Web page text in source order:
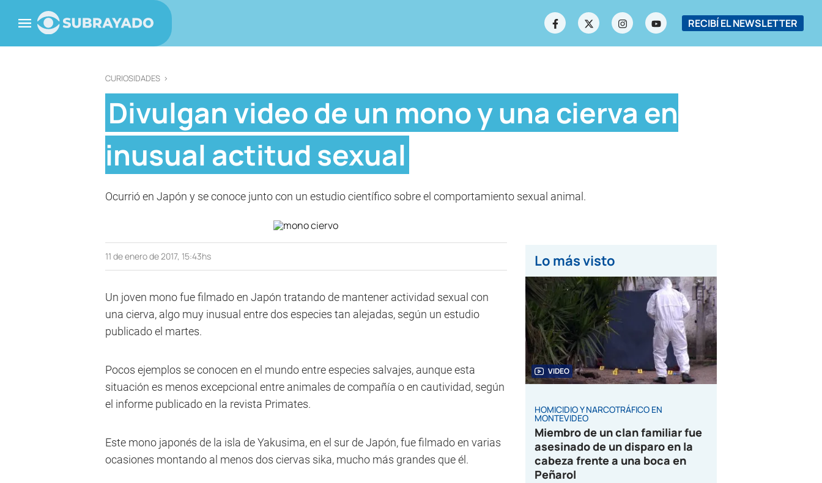
RECIBÍ EL NEWSLETTER
CURIOSIDADES >
Divulgan video de un mono y una cierva en
inusual actitud sexual
Ocurrió en Japón y se conoce junto con un estudio científico sobre el comportamiento sexual animal.
11 de enero de 2017, 15:43hs
Un joven mono fue filmado en Japón tratando de mantener actividad sexual con
una cierva, algo muy inusual entre dos especies tan alejadas, según un estudio
publicado el martes.
Pocos ejemplos se conocen en el mundo entre especies salvajes, aunque esta
situación es menos excepcional entre animales de compañía o en cautividad, según
el informe publicado en la revista Primates.
Este mono japonés de la isla de Yakusima, en el sur de Japón, fue filmado en varias
ocasiones montando al menos dos ciervas sika, mucho más grandes que él.
Lo más visto
VIDEO
HOMICIDIO Y NARCOTRÁFICO EN
MONTEVIDEO
Miembro de un clan familiar fue
asesinado de un disparo en la
cabeza frente a una boca en
Peñarol